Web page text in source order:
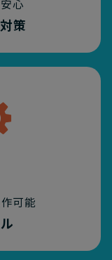
心
策
可能